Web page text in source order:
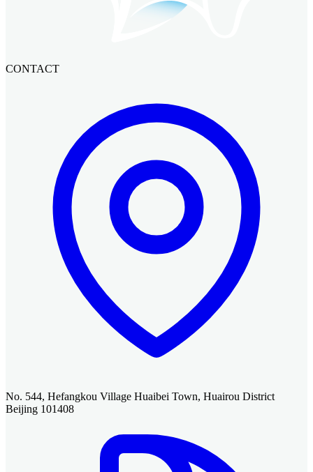
CONTACT
No. 544, Hefangkou Village Huaibei Town, Huairou District
Beijing 101408